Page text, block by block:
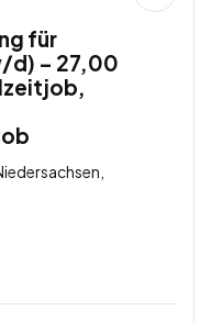
für
d) – 27,00